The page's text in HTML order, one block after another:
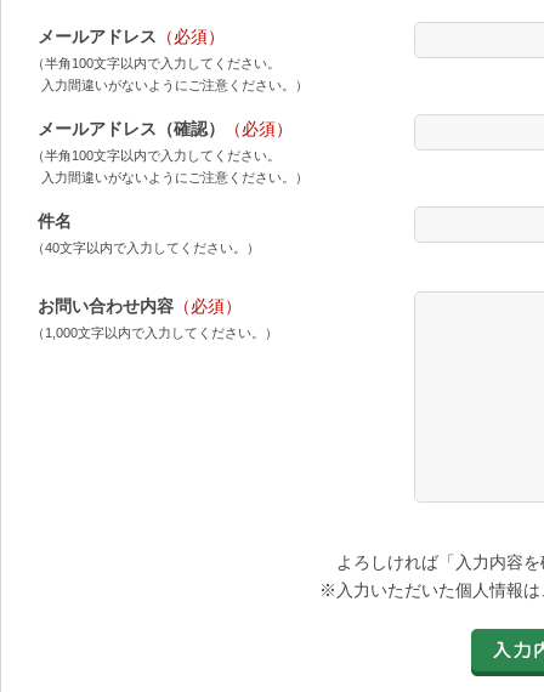
メールアドレス （必須）
（半角100文字以内で入力してください。
入力間違いがないようにご注意ください。）
メールアドレス（確認） （必須）
（半角100文字以内で入力してください。
入力間違いがないようにご注意ください。）
件名
（40文字以内で入力してください。）
お問い合わせ内容 （必須）
（1,000文字以内で入力してください。）
よろしければ「入力内容
※入力いただいた個人情報